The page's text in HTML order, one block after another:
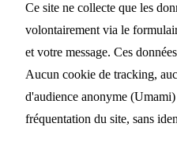
Ce site ne collecte que les
volontairement via le
et votre message. Ces
Aucun cookie de tracking,
d'audience anonyme
fréquentation du site, sans